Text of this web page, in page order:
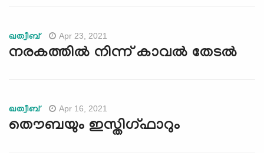
i
o
ഖത്വീബ് Apr 23, 2021
നരകത്തില്‍ നിന്ന് കാവല്‍ തേടല്‍
ഖത്വീബ് Apr 16, 2021
തൌബയും ഇസ്തിഗ്ഫാറും